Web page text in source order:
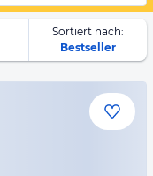
Sortiert nach:
Bestseller